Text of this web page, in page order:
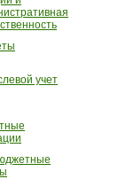
учет